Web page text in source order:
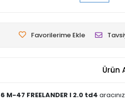
Favorilerime Ekle
Ürün
M-47 FREELANDER I 2.0 td4